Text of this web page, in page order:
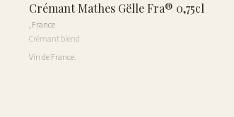
Crémant Mathes Gëlle Fra® 0,75cl
,France
Crémant blend
Vin de France.